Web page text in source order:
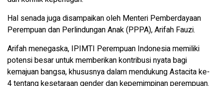
Hal senada juga disampaikan oleh Menteri Pemberdayaan
Perempuan dan Perlindungan Anak (PPPA), Arifah Fauzi.
Arifah menegaska, IPIMTI Perempuan Indonesia memiliki
potensi besar untuk memberikan kontribusi nyata bagi
kemajuan bangsa, khususnya dalam mendukung Astacita ke-
4 tentang kesetaraan gender dan kepemimpinan perempuan.